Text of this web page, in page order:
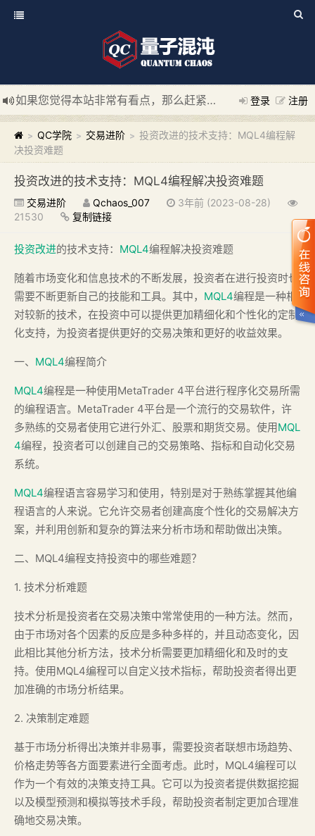
登录 注册
如果您觉得本站非常有看点，那么赶紧使用Ctrl+D 收藏我们吧
新添加量子混沌系统板块，欢迎大家访问！
---“量子混沌系
> QC学院 > 交易进阶 > 投资改进的技术支持：MQL4编程解
决投资难题
投资改进的技术支持：MQL4编程解决投资难题
交易进阶 Qchaos_007
3年前 (2023-08-28)
21530
复制链接
投资改进的技术支持： MQL4编程解决投资难题
随着市场变化和信息技术的不断发展，投资者在进行投资时也
需要不断更新自己的技能和工具。其中， MQL4编程是一种相
对较新的技术，在投资中可以提供更加精细化和个性化的定制
化支持，为投资者提供更好的交易决策和更好的收益效果。
一、 MQL4编程简介
MQL4编程是一种使用MetaTrader 4平台进行程序化交易所需
的编程语言。MetaTrader 4平台是一个流行的交易软件，许
多熟练的交易者使用它进行外汇、股票和期货交易。使用MQL
4编程，投资者可以创建自己的交易策略、指标和自动化交易
系统。
MQL4编程语言容易学习和使用，特别是对于熟练掌握其他编
程语言的人来说。它允许交易者创建高度个性化的交易解决方
案，并利用创新和复杂的算法来分析市场和帮助做出决策。
二、MQL4编程支持投资中的哪些难题？
1. 技术分析难题
技术分析是投资者在交易决策中常常使用的一种方法。然而，
由于市场对各个因素的反应是多种多样的，并且动态变化，因
此相比其他分析方法，技术分析需要更加精细化和及时的支
持。使用MQL4编程可以自定义技术指标，帮助投资者得出更
加准确的市场分析结果。
2. 决策制定难题
基于市场分析得出决策并非易事，需要投资者联想市场趋势、
价格走势等各方面要素进行全面考虑。此时，MQL4编程可以
作为一个有效的决策支持工具。它可以为投资者提供数据挖掘
以及模型预测和模拟等技术手段，帮助投资者制定更加合理准
确地交易决策。